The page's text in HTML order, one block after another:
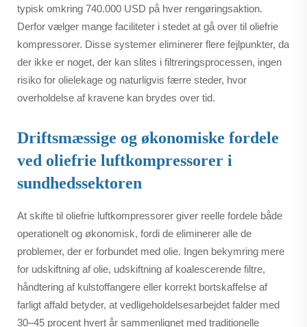
typisk omkring 740.000 USD på hver rengøringsaktion.
Derfor vælger mange faciliteter i stedet at gå over til oliefrie
kompressorer. Disse systemer eliminerer flere fejlpunkter, da
der ikke er noget, der kan slites i filtreringsprocessen, ingen
risiko for olielekage og naturligvis færre steder, hvor
overholdelse af kravene kan brydes over tid.
Driftsmæssige og økonomiske fordele
ved oliefrie luftkompressorer i
sundhedssektoren
At skifte til oliefrie luftkompressorer giver reelle fordele både
operationelt og økonomisk, fordi de eliminerer alle de
problemer, der er forbundet med olie. Ingen bekymring mere
for udskiftning af olie, udskiftning af koalescerende filtre,
håndtering af kulstoffangere eller korrekt bortskaffelse af
farligt affald betyder, at vedligeholdelsesarbejdet falder med
30–45 procent hvert år sammenlignet med traditionelle